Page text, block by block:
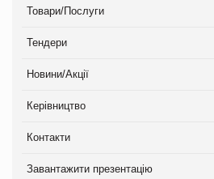
Товари/Послуги
Тендери
Новини/Акції
Керівництво
Контакти
Завантажити презентацію